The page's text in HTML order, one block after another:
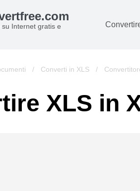
Internet gratis e
/ Converti in XLS /
XLS in